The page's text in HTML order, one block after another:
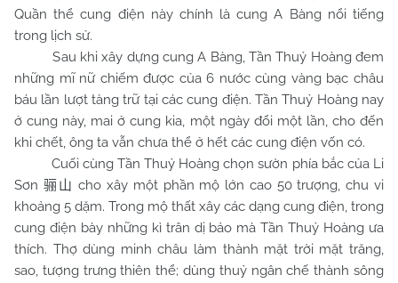
Quần thể cung điện này chính là cung A Bàng nổi tiếng
trong lịch sử.
Sau khi xây dựng cung A Bàng, Tần Thuỷ Hoàng đem
những mĩ nữ chiếm được của 6 nước cùng vàng bạc châu
báu lần lượt tàng trữ tại các cung điện. Tần Thuỷ Hoàng nay
ở cung này, mai ở cung kia, một ngày đổi một lần, cho đến
khi chết, ông ta vẫn chưa thể ở hết các cung điện vốn có.
Cuối cùng Tần Thuỷ Hoàng chọn sườn phía bắc của Li
Sơn 骊山 cho xây một phần mộ lớn cao 50 trượng, chu vi
khoảng 5 dặm. Trong mộ thất xây các dạng cung điện, trong
cung điện bày những kì trân dị bảo mà Tần Thuỷ Hoàng ưa
thích. Thợ dùng minh châu làm thành mặt trời mặt trăng,
sao, tượng trưng thiên thể; dùng thuỷ ngân chế thành sông